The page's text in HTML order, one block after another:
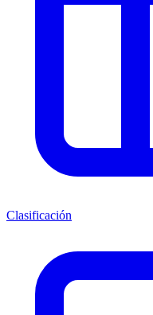
Clasificación